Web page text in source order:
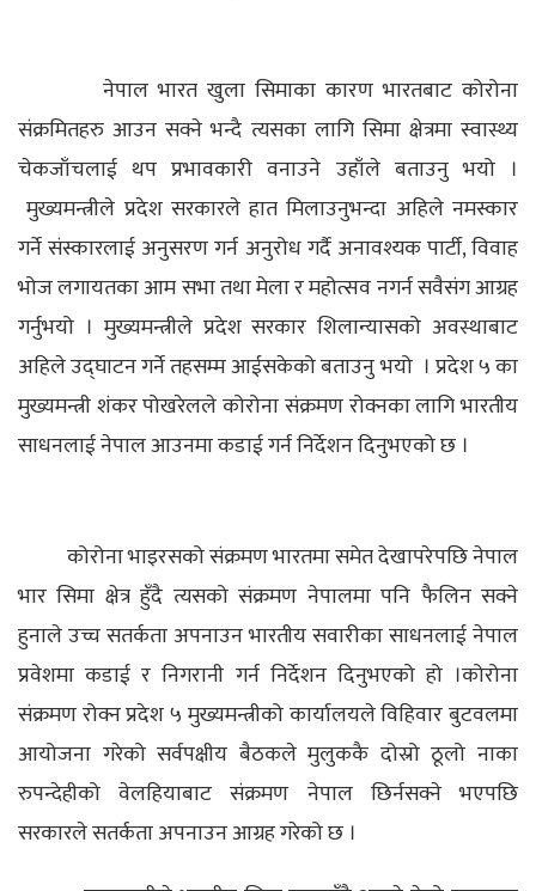
नेपाल भारत खुला सिमाका कारण भारतबाट कोरोना
संक्रमितहरु आउन सक्ने भन्दै त्यसका लागि सिमा क्षेत्रमा स्वास्थ्य
चेकजाँचलाई थप प्रभावकारी वनाउने उहाँले बताउनु भयो ।
मुख्यमन्त्रीले प्रदेश सरकारले हात मिलाउनुभन्दा अहिले नमस्कार
गर्ने संस्कारलाई अनुसरण गर्न अनुरोध गर्दै अनावश्यक पार्टी, विवाह
भोज लगायतका आम सभा तथा मेला र महोत्सव नगर्न सवैसंग आग्रह
गर्नुभयो । मुख्यमन्त्रीले प्रदेश सरकार शिलान्यासको अवस्थाबाट
अहिले उद्घाटन गर्ने तहसम्म आईसकेको बताउनु भयो । प्रदेश ५ का
मुख्यमन्त्री शंकर पोखरेलले कोरोना संक्रमण रोक्नका लागि भारतीय
साधनलाई नेपाल आउनमा कडाई गर्न निर्देशन दिनुभएको छ ।
कोरोना भाइरसको संक्रमण भारतमा समेत देखापरेपछि नेपाल
भार सिमा क्षेत्र हुँदै त्यसको संक्रमण नेपालमा पनि फैलिन सक्ने
हुनाले उच्च सतर्कता अपनाउन भारतीय सवारीका साधनलाई नेपाल
प्रवेशमा कडाई र निगरानी गर्न निर्देशन दिनुभएको हो ।कोरोना
संक्रमण रोक्न प्रदेश ५ मुख्यमन्त्रीको कार्यालयले विहिवार बुटवलमा
आयोजना गरेको सर्वपक्षीय बैठकले मुलुककै दोस्रो ठूलो नाका
रुपन्देहीको वेलहियाबाट संक्रमण नेपाल छिर्नसक्ने भएपछि
सरकारले सतर्कता अपनाउन आग्रह गरेको छ ।